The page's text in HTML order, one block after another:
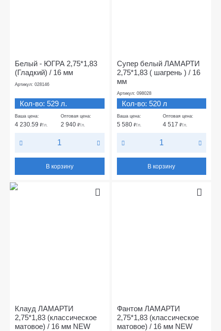
Белый - ЮГРА 2,75*1,83
(Гладкий) / 16 мм
Артикул: 028146
Кол-во: 529 л.
Ваша цена:
4 230.59 ₽/л.
Оптовая цена:
2 940₽/л.
В корзину
Супер белый ЛАМАРТИ
2,75*1,83 ( шагрень ) / 16
мм
Артикул: 098028
Кол-во: 520 л
Ваша цена:
5 580 ₽/л.
Оптовая цена:
4 517 ₽/л.
В корзину
Клауд ЛАМАРТИ
2,75*1,83 (классическое
матовое) / 16 мм NEW
Фантом ЛАМАРТИ
2,75*1,83 (классическое
матовое) / 16 мм NEW